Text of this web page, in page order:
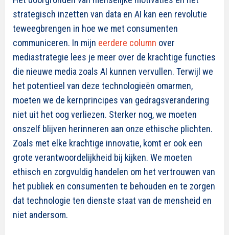
strategisch inzetten van data en AI kan een revolutie
teweegbrengen in hoe we met consumenten
communiceren. In mijn eerdere column over
mediastrategie lees je meer over de krachtige functies
die nieuwe media zoals AI kunnen vervullen. Terwijl we
het potentieel van deze technologieën omarmen,
moeten we de kernprincipes van gedragsverandering
niet uit het oog verliezen. Sterker nog, we moeten
onszelf blijven herinneren aan onze ethische plichten.
Zoals met elke krachtige innovatie, komt er ook een
grote verantwoordelijkheid bij kijken. We moeten
ethisch en zorgvuldig handelen om het vertrouwen van
het publiek en consumenten te behouden en te zorgen
dat technologie ten dienste staat van de mensheid en
niet andersom.